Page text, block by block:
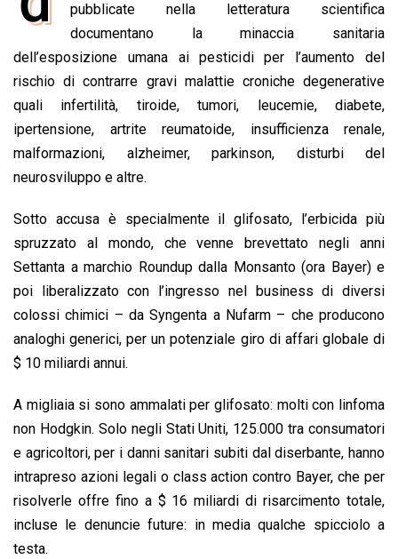
e
o
o
k
t
s
A
p
p
k
e
d
I
n
e
d
s
i
l
i
n
k
n
t
pubblicate nella letteratura scientifica
documentano la minaccia sanitaria
dell’esposizione umana ai pesticidi per l’aumento del
rischio di contrarre gravi malattie croniche degenerative
quali infertilità, tiroide, tumori, leucemie, diabete,
ipertensione, artrite reumatoide, insufficienza renale,
malformazioni, alzheimer, parkinson, disturbi del
neurosviluppo e altre.
Sotto accusa è specialmente il glifosato, l’erbicida più
spruzzato al mondo, che venne brevettato negli anni
Settanta a marchio Roundup dalla Monsanto (ora Bayer) e
poi liberalizzato con l’ingresso nel business di diversi
colossi chimici – da Syngenta a Nufarm – che producono
analoghi generici, per un potenziale giro di affari globale di
$ 10 miliardi annui.
A migliaia si sono ammalati per glifosato: molti con linfoma
non Hodgkin. Solo negli Stati Uniti, 125.000 tra consumatori
e agricoltori, per i danni sanitari subiti dal diserbante, hanno
intrapreso azioni legali o class action contro Bayer, che per
risolverle offre fino a $ 16 miliardi di risarcimento totale,
incluse le denuncie future: in media qualche spicciolo a
testa.